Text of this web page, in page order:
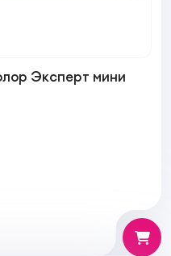
Эксперт мини